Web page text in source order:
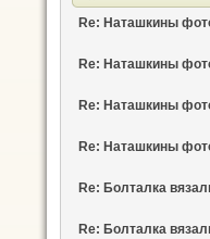
Re: Наташкины
Re: Наташкины
Re: Наташкины
Re: Наташкины
Re: Болталка
Re: Болталка